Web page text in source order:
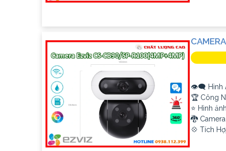
👁️‍🗨 Hình
🏆 Công
⭐ Hình
🐉️
️💠 Tích